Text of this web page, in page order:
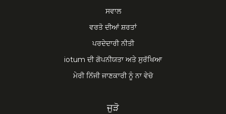
ਸਵਾਲ
ਵਰਤੋ ਦੀਆਂ ਸ਼ਰਤਾਂ
ਪਰਦੇਦਾਰੀ ਨੀਤੀ
iotum ਦੀ ਗੋਪਨੀਯਤਾ ਅਤੇ ਸੁਰੱਖਿਆ
ਮੇਰੀ ਨਿੱਜੀ ਜਾਣਕਾਰੀ ਨੂੰ ਨਾ ਵੇਚੋ
ਜੁੜੋ